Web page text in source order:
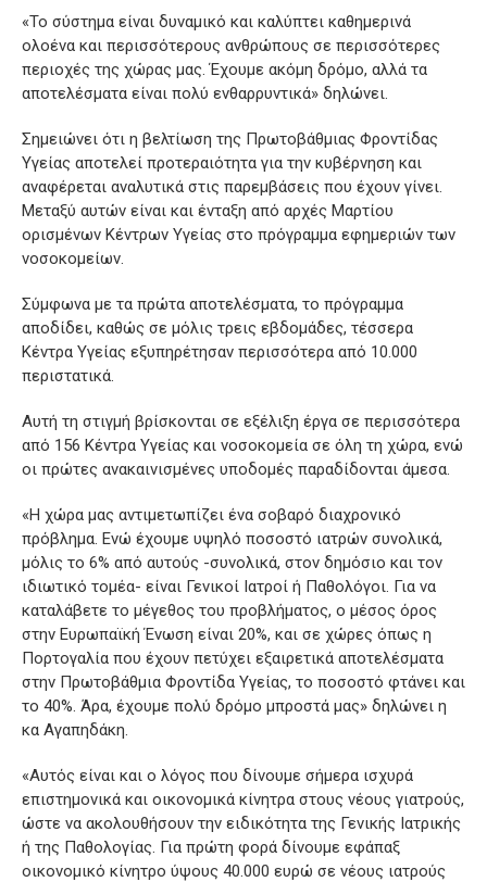
«Το σύστημα είναι δυναμικό και καλύπτει καθημερινά
ολοένα και περισσότερους ανθρώπους σε περισσότερες
περιοχές της χώρας μας. Έχουμε ακόμη δρόμο, αλλά τα
αποτελέσματα είναι πολύ ενθαρρυντικά» δηλώνει.
Σημειώνει ότι η βελτίωση της Πρωτοβάθμιας Φροντίδας
Υγείας αποτελεί προτεραιότητα για την κυβέρνηση και
αναφέρεται αναλυτικά στις παρεμβάσεις που έχουν γίνει.
Μεταξύ αυτών είναι και ένταξη από αρχές Μαρτίου
ορισμένων Κέντρων Υγείας στο πρόγραμμα εφημεριών των
νοσοκομείων.
Σύμφωνα με τα πρώτα αποτελέσματα, το πρόγραμμα
αποδίδει, καθώς σε μόλις τρεις εβδομάδες, τέσσερα
Κέντρα Υγείας εξυπηρέτησαν περισσότερα από 10.000
περιστατικά.
Αυτή τη στιγμή βρίσκονται σε εξέλιξη έργα σε περισσότερα
από 156 Κέντρα Υγείας και νοσοκομεία σε όλη τη χώρα, ενώ
οι πρώτες ανακαινισμένες υποδομές παραδίδονται άμεσα.
«Η χώρα μας αντιμετωπίζει ένα σοβαρό διαχρονικό
πρόβλημα. Ενώ έχουμε υψηλό ποσοστό ιατρών συνολικά,
μόλις το 6% από αυτούς -συνολικά, στον δημόσιο και τον
ιδιωτικό τομέα- είναι Γενικοί Ιατροί ή Παθολόγοι. Για να
καταλάβετε το μέγεθος του προβλήματος, ο μέσος όρος
στην Ευρωπαϊκή Ένωση είναι 20%, και σε χώρες όπως η
Πορτογαλία που έχουν πετύχει εξαιρετικά αποτελέσματα
στην Πρωτοβάθμια Φροντίδα Υγείας, το ποσοστό φτάνει και
το 40%. Άρα, έχουμε πολύ δρόμο μπροστά μας» δηλώνει η
κα Αγαπηδάκη.
«Αυτός είναι και ο λόγος που δίνουμε σήμερα ισχυρά
επιστημονικά και οικονομικά κίνητρα στους νέους γιατρούς,
ώστε να ακολουθήσουν την ειδικότητα της Γενικής Ιατρικής
ή της Παθολογίας. Για πρώτη φορά δίνουμε εφάπαξ
οικονομικό κίνητρο ύψους 40.000 ευρώ σε νέους ιατρούς